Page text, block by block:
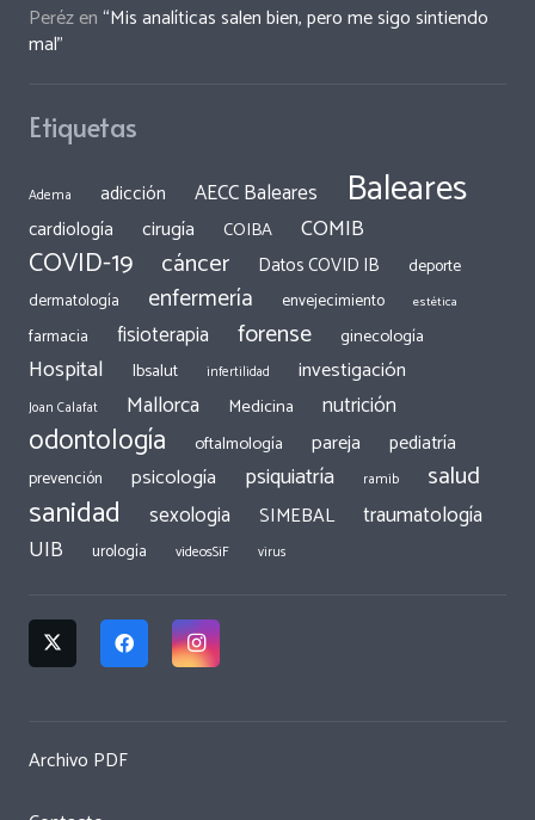
Perézen“Mis analíticas salen bien, pero me sigo sintiendo
mal”
Etiquetas
Adema adicción AECC Baleares Baleares
cardiología cirugía COIBA COMIB
COVID-19 cáncer Datos COVID IB
deporte
dermatología
enfermería envejecimiento estética
farmacia fisioterapia forense ginecología
Hospital Ibsalut infertilidad investigación
Joan Calafat Mallorca Medicina nutrición
odontología oftalmología pareja pediatría
prevención psicología psiquiatría ramib salud
sanidad sexologia SIMEBAL traumatología
UIB urología videosSiF virus
Archivo PDF